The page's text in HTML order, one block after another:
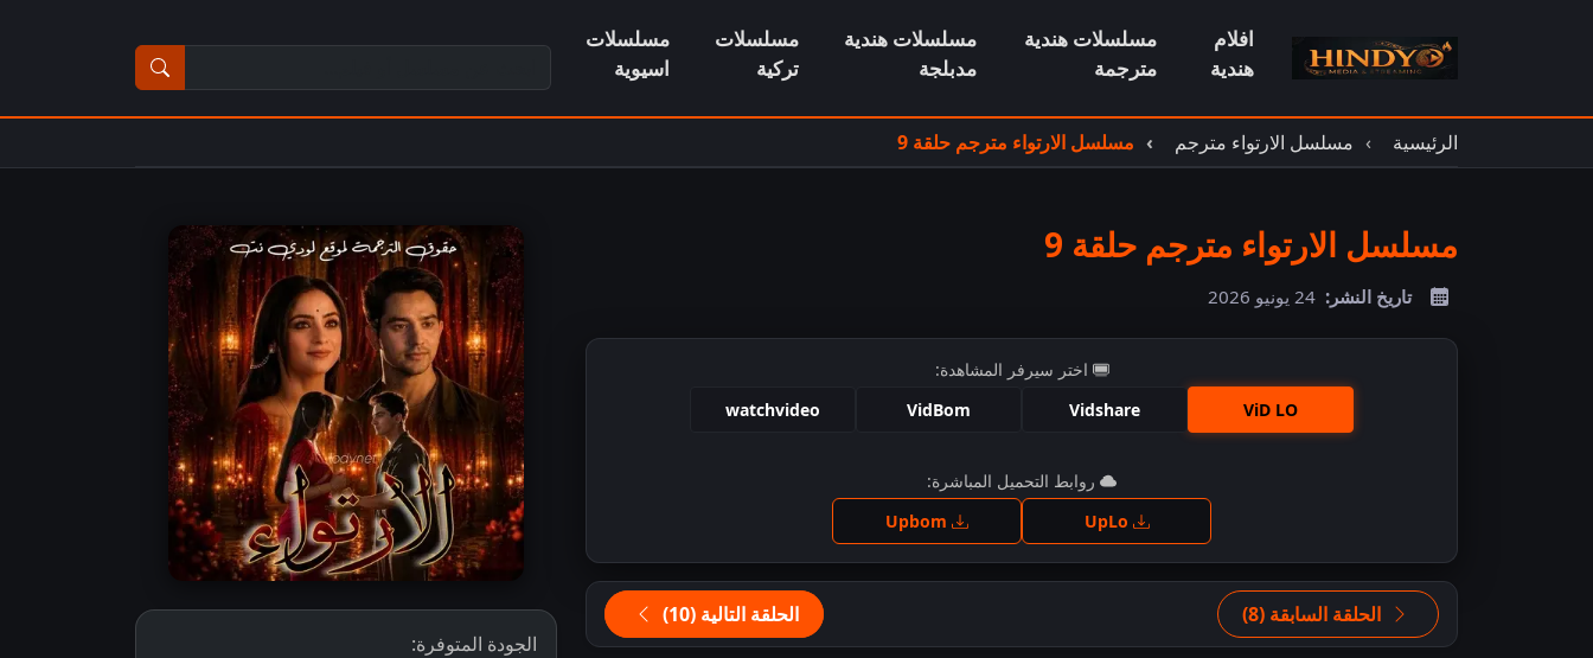
افلام
هندية
مسلسلات هندية
مترجمة
مسلسلات هندية
مدبلجة
مسلسلات
تركية
مسلسلات
اسيوية
الرئيسية مسلسل الارتواء مترجم مسلسل الارتواء مترجم حلقة 9
مسلسل الارتواء مترجم حلقة 9
تاريخ النشر: 24 يونيو 2026
اختر سيرفر المشاهدة:
ViD LO
Vidshare
VidBom
watchvideo
اضغط للمشاهدة
روابط التحميل المباشرة:
الحلقة السابقة (8) الحلقة التالية (10)
الجودة المتوفرة: